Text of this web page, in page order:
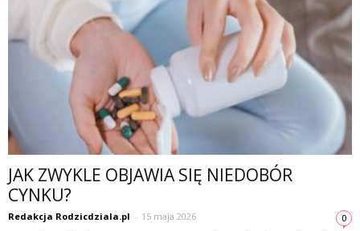
JAK ZWYKLE OBJAWIA SIĘ NIEDOBÓR
CYNKU?
Redakcja Rodzicdziala.pl - 15 maja 2026 0